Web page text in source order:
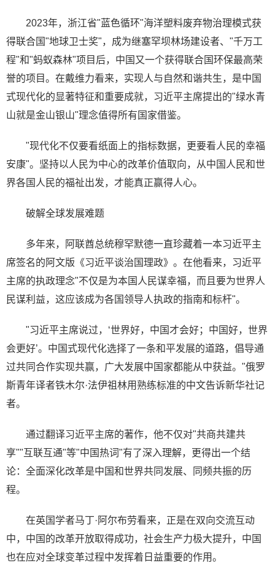
2023年，浙江省"蓝色循环"海洋塑料废弃物治理模式获
得联合国"地球卫士奖"，成为继塞罕坝林场建设者、"千万工
程"和"蚂蚁森林"项目后，中国又一个获得联合国环保最高荣
誉的项目。在戴维力看来，实现人与自然和谐共生，是中国
式现代化的显著特征和重要成就，习近平主席提出的"绿水青
山就是金山银山"理念值得所有国家借鉴。
"现代化不仅要看纸面上的指标数据，更要看人民的幸福
安康"。坚持以人民为中心的改革价值取向，从中国人民和世
界各国人民的福祉出发，才能真正赢得人心。
破解全球发展难题
多年来，阿联酋总统穆罕默德一直珍藏着一本习近平主
席签名的阿文版《习近平谈治国理政》。在他看来，习近平
主席的执政理念"不仅是为本国人民谋幸福，而且要为世界人
民谋利益，这应该成为各国领导人执政的指南和标杆"。
"习近平主席说过，‘世界好，中国才会好；中国好，世界
会更好’。中国式现代化选择了一条和平发展的道路，倡导通
过共同合作实现共赢，广大发展中国家都能从中获益。"俄罗
斯青年译者铁木尔·法伊祖林用熟练标准的中文告诉新华社记
者。
通过翻译习近平主席的著作，他不仅对"共商共建共
享""互联互通"等"中国热词"有了深入理解，更得出一个结
论：全面深化改革是中国和世界共同发展、同频共振的历
程。
在英国学者马丁·阿尔布劳看来，正是在双向交流互动
中，中国的改革开放取得成功，社会生产力极大提升，中国
也在应对全球变革过程中发挥着日益重要的作用。